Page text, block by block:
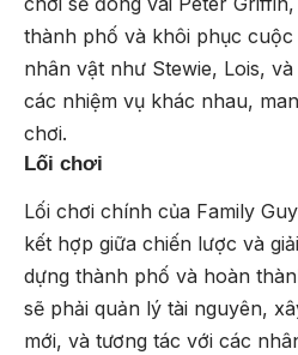
thành phố và khôi phục
nhân vật như Stewie, Lois,
các nhiệm vụ khác nhau,
chơi.
Lối chơi
Lối chơi chính của Family
kết hợp giữa chiến lược và
dựng thành phố và hoàn
sẽ phải quản lý tài nguyên,
mới, và tương tác với các